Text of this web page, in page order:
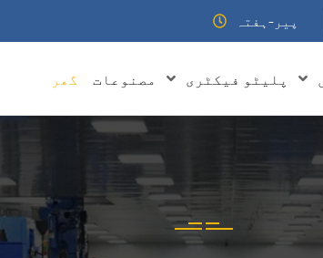
پیر-ہفتہ
گھر مصنوعات پلیٹو فیکٹری